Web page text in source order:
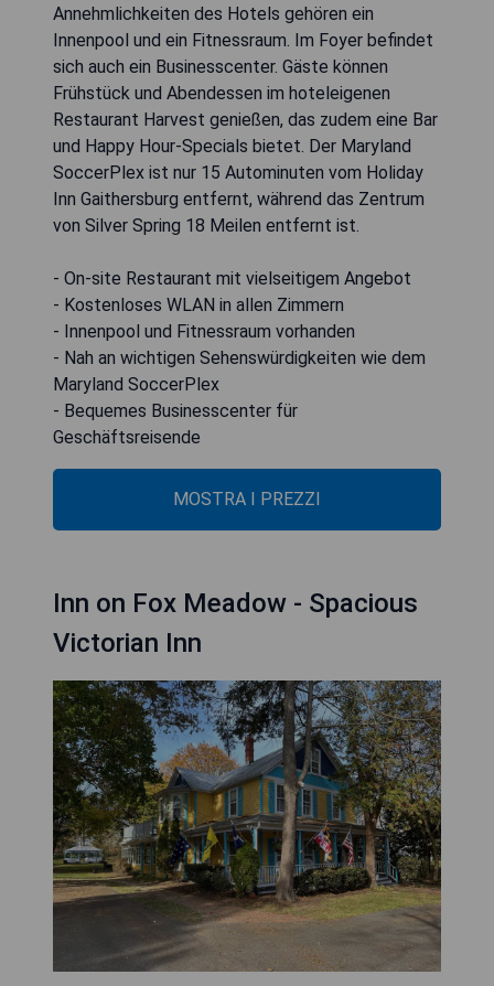
Annehmlichkeiten des Hotels gehören ein
Innenpool und ein Fitnessraum. Im Foyer befindet
sich auch ein Businesscenter. Gäste können
Frühstück und Abendessen im hoteleigenen
Restaurant Harvest genießen, das zudem eine Bar
und Happy Hour-Specials bietet. Der Maryland
SoccerPlex ist nur 15 Autominuten vom Holiday
Inn Gaithersburg entfernt, während das Zentrum
von Silver Spring 18 Meilen entfernt ist.
- On-site Restaurant mit vielseitigem Angebot
- Kostenloses WLAN in allen Zimmern
- Innenpool und Fitnessraum vorhanden
- Nah an wichtigen Sehenswürdigkeiten wie dem
Maryland SoccerPlex
- Bequemes Businesscenter für
Geschäftsreisende
MOSTRA I PREZZI
Inn on Fox Meadow - Spacious
Victorian Inn